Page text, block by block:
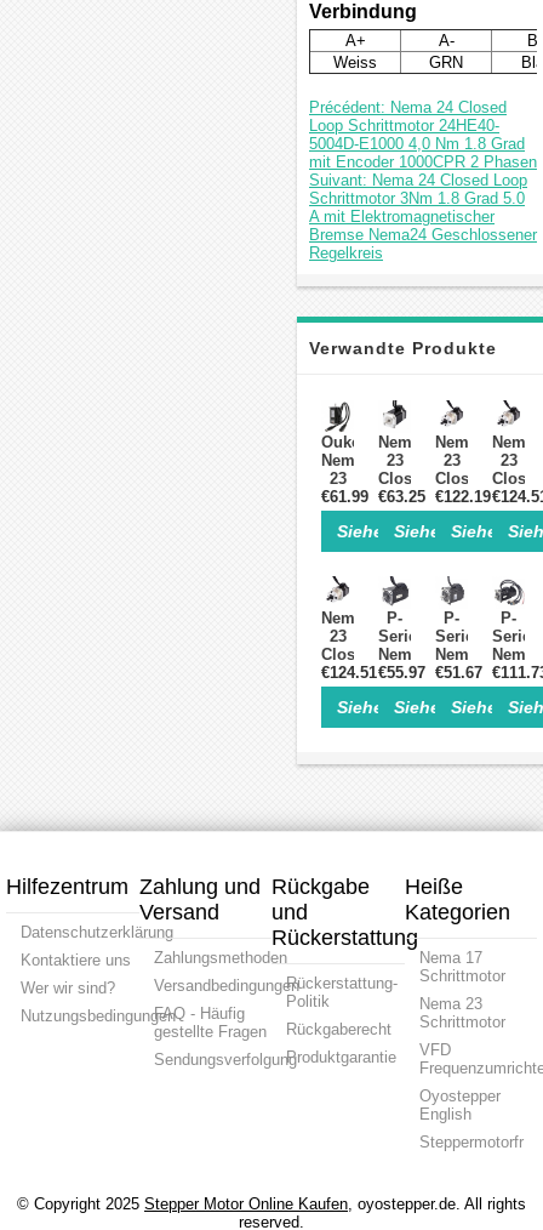
Verbindung
A+ A-
Weiss
GRN
Précédent: Nema 24 Closed
Loop Schrittmotor 24HE40-
5004D-E1000 4,0 Nm 1.8 Grad
mit Encoder 1000CPR 2 Phasen
Suivant: Nema 24 Closed Loop
Schrittmotor 3Nm 1.8 Grad 5.0
A mit Elektromagnetischer
Bremse Nema24 Geschlossener
Regelkreis
Verwandte Produkte
Oukeda
Nema
23
Closed-
Loop-
Schrittmotor
mit
2
Nm,
1,8
Grad,
2-
phasig,
57 x
57
mm
€61.99
Siehe Einzelheiten>
Nema
23
Closed
Loop
Schrittmotor
mit
Encoder
1.8
Grad
1.89Nm
2.8A
3.2V
Bipolar
Schrittmotor
€63.25
Siehe
Nema
23
Closed-
Loop
mit
4:1
1000CPR
1.8
Grad
1.25Nm
Bipolar
Closed-
Loop
Schrittmotor
€122.19
Siehe
Nema
23
Loop
mit
15:1
1.8
Grad
Nema
23
Closed-
Loop
Getriebeschrittmotor
1.8
Grad
2.8A
mit
47:1
€124.51
Siehe Einzelheiten>
P-
Serie
Nema
23
Closed
Loop
Schrittmotor
Nm
5.0A
mit
Phasen
€55.97
Siehe
P-
Serie
Nema
23
Closed
Loop
Schrittmotor
Nm
4.0A
mit
2
Phasen
€51.67
Siehe
P-
Serie
Nema
23
Closed
Loop
Nm
4.0A
2
Hilfezentrum
Datenschutzerklärung
Kontaktiere uns
Wer wir sind?
Nutzungsbedingungen
Zahlung und
Versand
Zahlungsmethoden
Versandbedingungen
FAQ - Häufig
gestellte Fragen
Sendungsverfolgung
Rückgabe
und
Rückerstattung
Rückerstattung-
Politik
Rückgaberecht
Produktgarantie
Heiße
Kategorien
Nema 17
Schrittmotor
Nema 23
Schrittmotor
VFD
Oyostepper
English
Steppermotorfr
© Copyright 2025 Stepper Motor Online Kaufen, oyostepper.de. All rights
reserved.